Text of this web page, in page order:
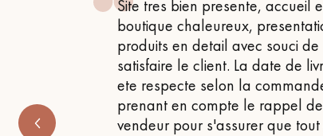
Site tres bien presente, accueil
boutique chaleureux,
produits en detail avec souci de
satisfaire le client. La date de
ete respecte selon la
prenant en compte le rappel
vendeur pour s'assurer que